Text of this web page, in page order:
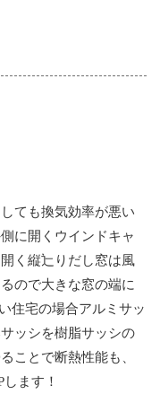
ても換気効率が悪い
に開くウインドキャ
く縦辷りだし窓は風
ので大きな窓の端に
住宅の場合アルミサッ
ッシを樹脂サッシの
ことで断熱性能も、
ます！